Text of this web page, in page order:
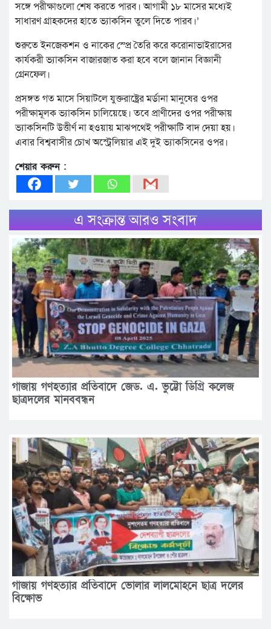
সঙ্গে পরীক্ষাগুলো শেষ করতে পারব। আগামী ১৮ মাসের মধ্যেই
সাধারণ গ্রাহকদের হাতে ভ্যাকসিন তুলে দিতে পারব।’
শুরুতে ইনজেকশন ও নাকের স্প্রে তৈরি করে করোনাভাইরাসের
কার্যকরী ভ্যাকসিন বাজারজাত করা হবে বলে জানান বিজ্ঞানী
গ্রেনফেল।
প্রসঙ্গত গত মাসে সিয়াটলে যুক্তরাষ্ট্রের মর্ডানা মানুষের ওপর
পরীক্ষামূলক ভ্যাকসিন চালিয়েছে। তবে প্রাণীদের ওপর পরীক্ষায়
ভ্যাকসিনটি উত্তীর্ণ না হওয়ায় মাঝপথেই পরীক্ষাটি বাদ দেয়া হয়।
এবার বিশ্ববাসীর চোখ অস্ট্রেলিয়ার এই দুই ভ্যাকসিনের ওপর।
শেয়ার করুন :
এ সংক্রান্ত আরও সংবাদ
গাজায় গণহত্যার প্রতিবাদে জেড. এ. ভুট্টো ডিগ্রি কলেজ
ছাত্রদলের মানববন্ধন
গাজায় গণহত্যার প্রতিবাদে ভোলার লালমোহনে ছাত্র দলের
বিক্ষোভ